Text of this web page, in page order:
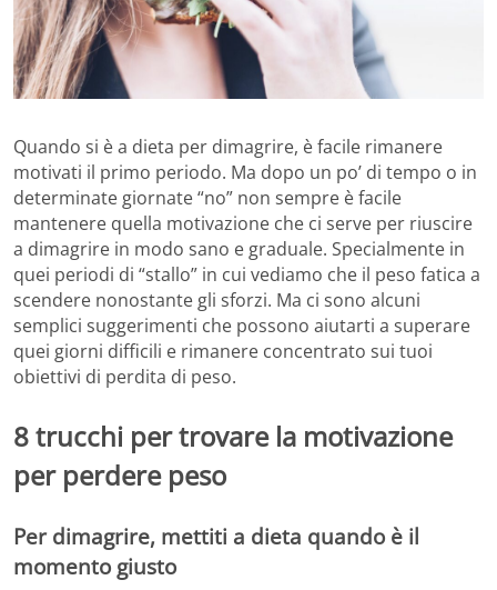
Quando si è a dieta per dimagrire, è facile rimanere
motivati il primo periodo. Ma dopo un po’ di tempo o in
determinate giornate “no” non sempre è facile
mantenere quella motivazione che ci serve per riuscire
a dimagrire in modo sano e graduale. Specialmente in
quei periodi di “stallo” in cui vediamo che il peso fatica a
scendere nonostante gli sforzi. Ma ci sono alcuni
semplici suggerimenti che possono aiutarti a superare
quei giorni difficili e rimanere concentrato sui tuoi
obiettivi di perdita di peso.
8 trucchi per trovare la motivazione
per perdere peso
Per dimagrire, mettiti a dieta quando è il
momento giusto